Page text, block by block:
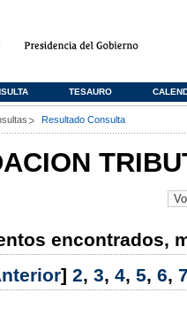
TESAURO
Resultado Consulta
encontrados,
] 2, 3, 4, 5, 6,